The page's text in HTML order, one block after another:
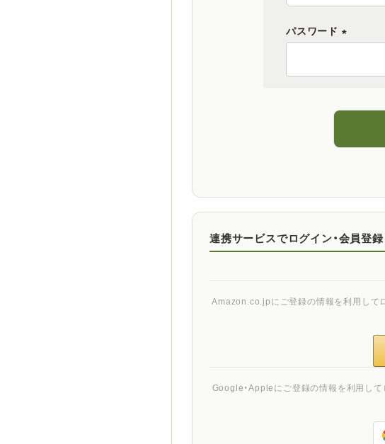
パスワード
連携サービスでログイン・会員登録
Google・Appleにご登録の情報を利用して
Amazon.co.jpにご登録の情報を利用して